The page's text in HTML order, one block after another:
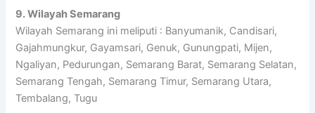
9. Wilayah Semarang
Wilayah Semarang ini meliputi : Banyumanik, Candisari,
Gajahmungkur, Gayamsari, Genuk, Gunungpati, Mijen,
Ngaliyan, Pedurungan, Semarang Barat, Semarang Selatan,
Semarang Tengah, Semarang Timur, Semarang Utara,
Tembalang, Tugu